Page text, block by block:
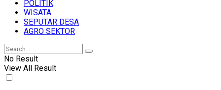
POLITIK
WISATA
SEPUTAR DESA
AGRO SEKTOR
No Result
View All Result